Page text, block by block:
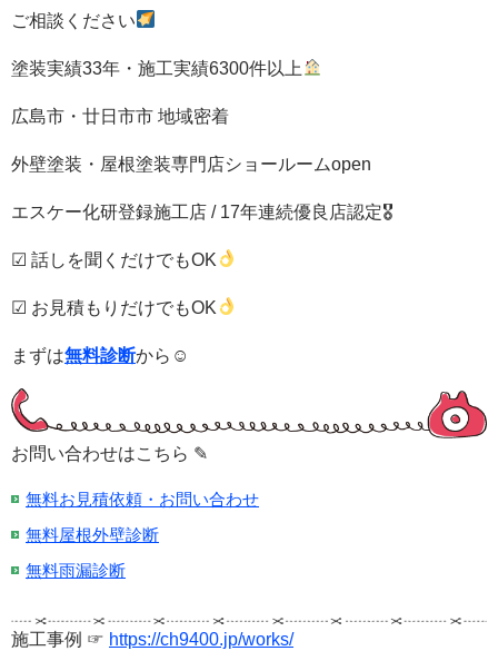
ご相談ください
塗装実績33年・施工実績6300件以上
広島市・廿日市市 地域密着
外壁塗装・屋根塗装専門店ショールームopen
エスケー化研登録施工店 / 17年連続優良店認定🎖
☑ 話しを聞くだけでもOK
☑ お見積もりだけでもOK
まずは無料診断から☺
お問い合わせはこちら ✎
無料お見積依頼・お問い合わせ
無料屋根外壁診断
無料雨漏診断
施工事例 ☞ https://ch9400.jp/works/